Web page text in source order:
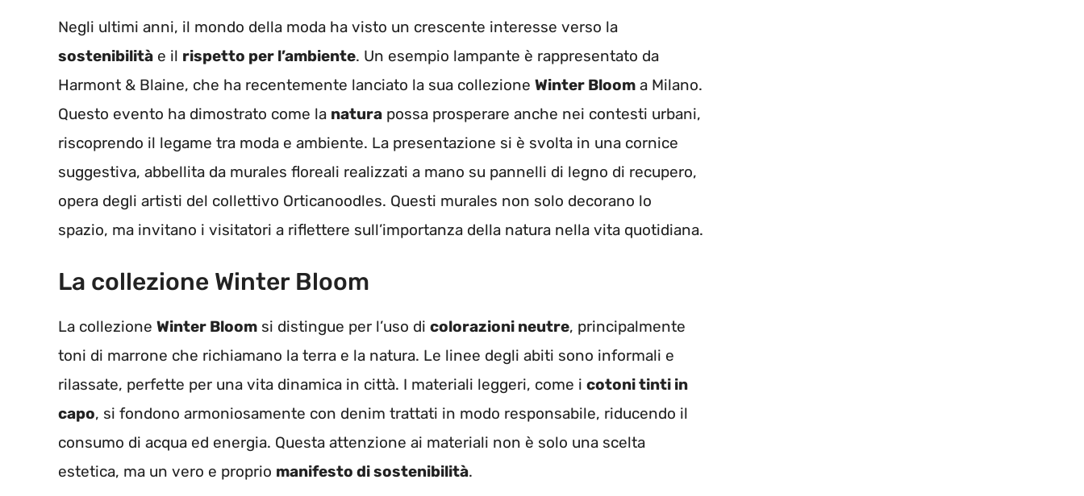
Negli ultimi anni, il mondo della moda ha visto un crescente interesse verso la
sostenibilità e il rispetto per l’ambiente. Un esempio lampante è rappresentato da
Harmont & Blaine, che ha recentemente lanciato la sua collezione Winter Bloom a Milano.
Questo evento ha dimostrato come la natura possa prosperare anche nei contesti urbani,
riscoprendo il legame tra moda e ambiente. La presentazione si è svolta in una cornice
suggestiva, abbellita da murales floreali realizzati a mano su pannelli di legno di recupero,
opera degli artisti del collettivo Orticanoodles. Questi murales non solo decorano lo
spazio, ma invitano i visitatori a riflettere sull’importanza della natura nella vita quotidiana.
La collezione Winter Bloom
La collezione Winter Bloom si distingue per l’uso di colorazioni neutre, principalmente
toni di marrone che richiamano la terra e la natura. Le linee degli abiti sono informali e
rilassate, perfette per una vita dinamica in città. I materiali leggeri, come i cotoni tinti in
capo, si fondono armoniosamente con denim trattati in modo responsabile, riducendo il
consumo di acqua ed energia. Questa attenzione ai materiali non è solo una scelta
estetica, ma un vero e proprio manifesto di sostenibilità.